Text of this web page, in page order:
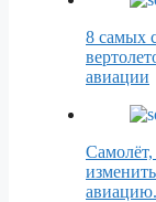
8 самых
авиации